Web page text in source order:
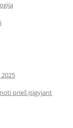
prieš įsigyjant